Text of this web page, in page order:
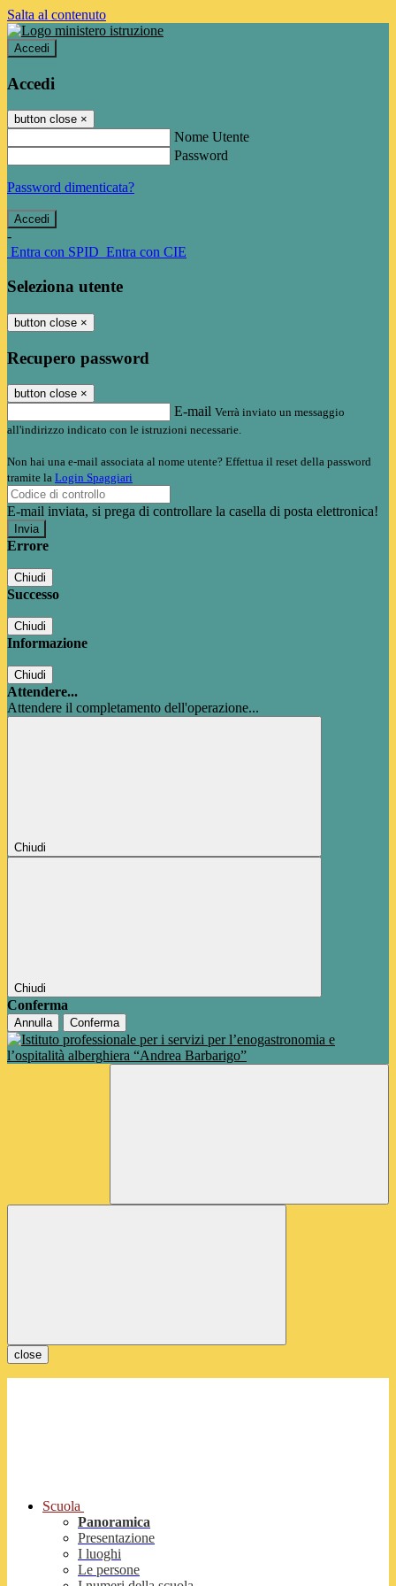
Salta al contenuto
Accedi
Accedi
button close ×
Nome Utente
Password
Password dimenticata?
-
Entra con SPID Entra con CIE
Seleziona utente
button close ×
Recupero password
button close ×
E-mail Verrà inviato un messaggio
all'indirizzo indicato con le istruzioni necessarie.
Non hai una e-mail associata al nome utente? Effettua il reset della password
tramite la Login Spaggiari
E-mail inviata, si prega di controllare la casella di posta elettronica!
Errore
Chiudi
Successo
Chiudi
Informazione
Chiudi
Attendere...
Attendere il completamento dell'operazione...
Chiudi
Chiudi
Conferma
Annulla Conferma
close
Scuola
Panoramica
Presentazione
I luoghi
Le persone